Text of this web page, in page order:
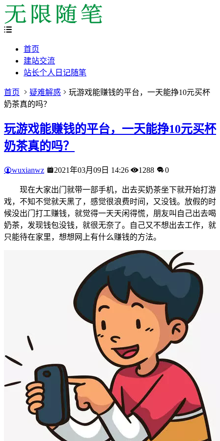
首页
建站交流
站长个人日记随笔
首页 疑难解惑
玩游戏能赚钱的平台，一天能挣10元买杯
奶茶真的吗？
玩游戏能赚钱的平台，一天能挣10元买杯
奶茶真的吗？
wuxianwz 2021年03月09日 14:26 1288 0
现在大家出门就带一部手机，出去买奶茶坐下就开始打游
戏，不知不觉就天黑了，感觉很浪费时间，又没钱。放假的时
候没出门打工赚钱，就觉得一天天闲得慌，朋友叫自己出去喝
奶茶，发现钱包没钱，就很无奈了。自己又不想出去工作，就
只能待在家里，想想网上有什么赚钱的方法。